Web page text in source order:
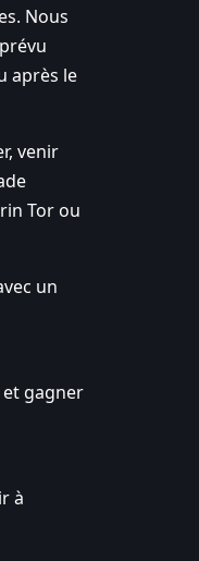
Nous
après le
venir
Tor ou
un
gagner
à